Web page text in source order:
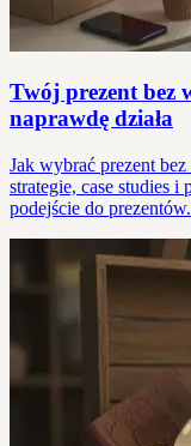
Twój prezent bez
naprawdę działa
Jak wybrać prezent
strategie, case studies
podejście do